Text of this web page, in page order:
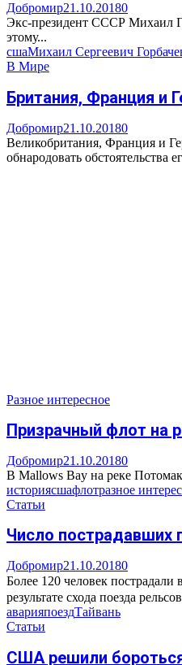
Добромир21.10.20180
Экс-президент СССР Михаил
этому...
сшаМихаил Сергеевич
В Мире
Британия, Франция и
Добромир21.10.20180
Великобритания, Франция и
обнародовать обстоятельства
Разное интересное
Призрачный флот на
Добромир21.10.20180
В Mallows Bay на реке
историясшафлотразное
Статьи
Число пострадавших
Добромир21.10.20180
Более 120 человек
результате схода поезда
аварияпоездТайвань
Статьи
США решили